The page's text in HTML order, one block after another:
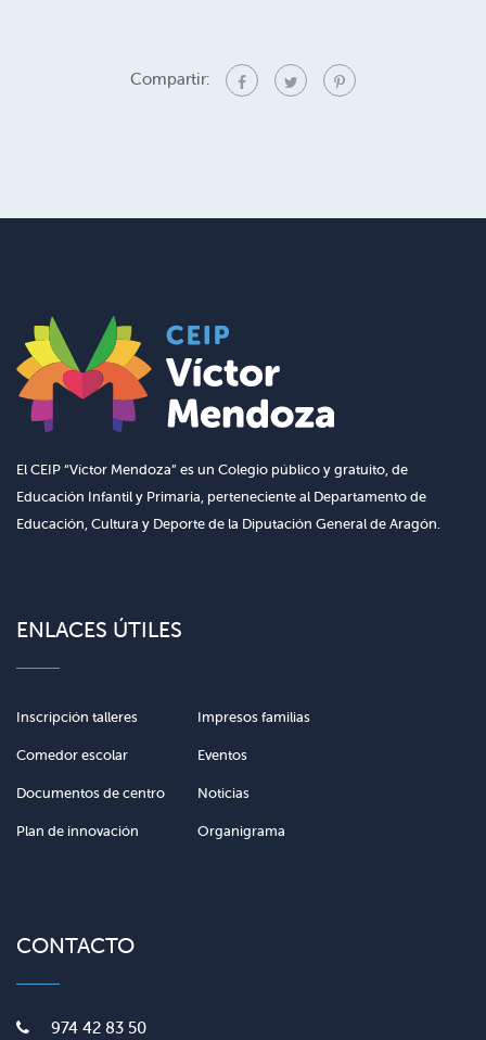
Compartir:
El CEIP “Víctor Mendoza” es un Colegio público y gratuito, de
Educación Infantil y Primaria, perteneciente al Departamento de
Educación, Cultura y Deporte de la Diputación General de Aragón.
ENLACES ÚTILES
Inscripción talleres Impresos familias
Comedor escolar Eventos
Documentos de centro Noticias
Plan de innovación Organigrama
CONTACTO
974 42 83 50